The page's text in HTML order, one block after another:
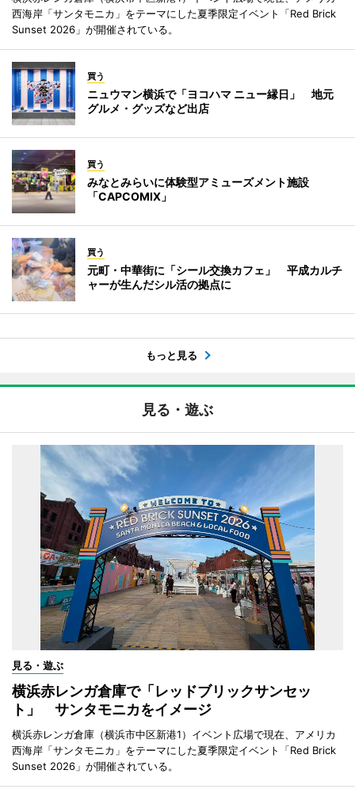
西海岸「サンタモニカ」をテーマにした夏季限定イベント「Red Brick
Sunset 2026」が開催されている。
買う
ニュウマン横浜で「ヨコハマ ニュー縁日」 地元
グルメ・グッズなど出店
買う
みなとみらいに体験型アミューズメント施設
「CAPCOMIX」
買う
元町・中華街に「シール交換カフェ」 平成カルチ
ャーが生んだシル活の拠点に
もっと見る
見る・遊ぶ
見る・遊ぶ
横浜赤レンガ倉庫で「レッドブリックサンセッ
ト」 サンタモニカをイメージ
横浜赤レンガ倉庫（横浜市中区新港1）イベント広場で現在、アメリカ
西海岸「サンタモニカ」をテーマにした夏季限定イベント「Red Brick
Sunset 2026」が開催されている。